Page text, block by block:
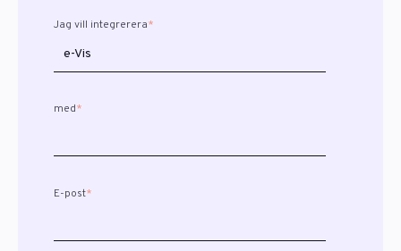
Jag vill integrerera*
med*
E-post*